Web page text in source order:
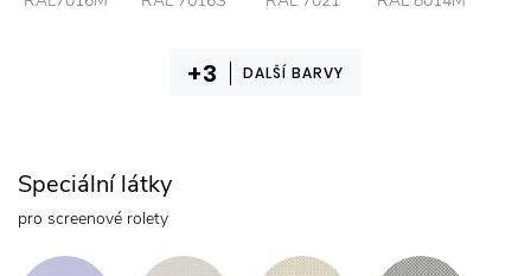
DALŠÍ BARVY
Speciální látky
pro screenové rolety